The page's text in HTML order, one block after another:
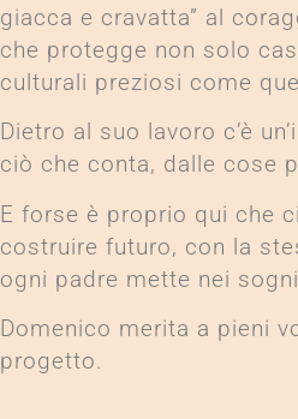
giacca e cravatta” al
che protegge non solo
culturali preziosi come
Dietro al suo lavoro c’è
ciò che conta, dalle cose
E forse è proprio qui che
costruire futuro, con la
ogni padre mette nei
Domenico merita a pieni
progetto.